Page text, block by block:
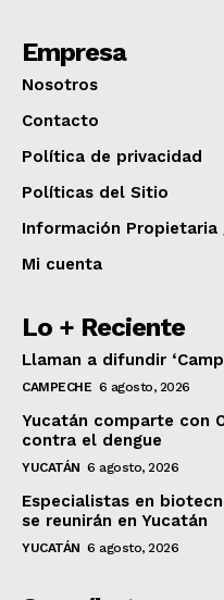
Empresa
Nosotros
Contacto
Política de privacidad
Políticas del Sitio
Información Propietaria
Mi cuenta
Lo + Reciente
Llaman a difundir
CAMPECHE 6 agosto, 2026
Yucatán comparte con
contra el dengue
YUCATÁN 6 agosto, 2026
Especialistas en
se reunirán en Yucatán
YUCATÁN 6 agosto, 2026